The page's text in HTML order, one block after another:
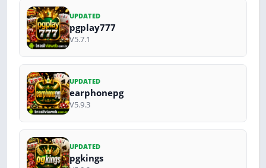
UPDATED
pgplay777
V5.7.1
UPDATED
earphonepg
V5.9.3
UPDATED
pgkings